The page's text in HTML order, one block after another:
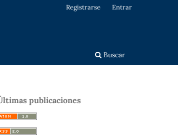
Buscar
Registrarse Entrar
publicaciones